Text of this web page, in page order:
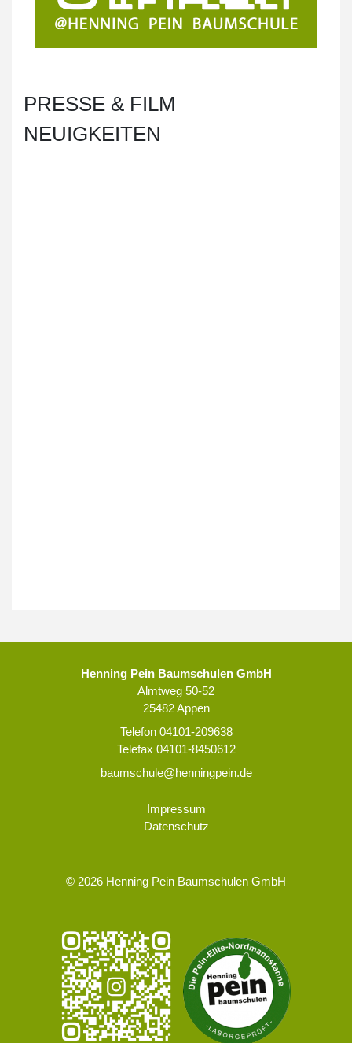
PRESSE & FILM
NEUIGKEITEN
Henning Pein Baumschulen GmbH
Almtweg 50-52
25482 Appen
Telefon 04101-209638
Telefax 04101-8450612
baumschule@henningpein.de
Impressum
Datenschutz
© 2026 Henning Pein Baumschulen GmbH